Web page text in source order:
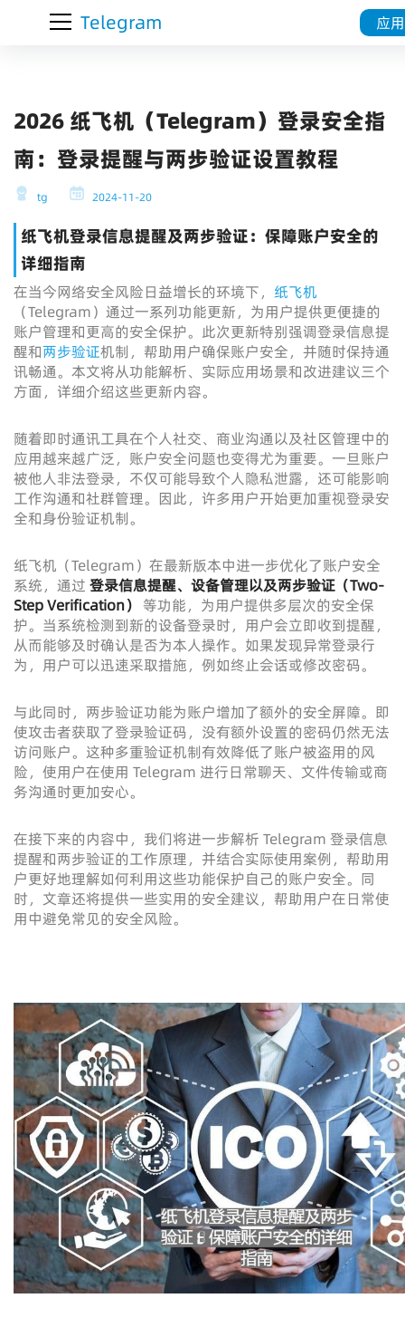
Telegram 应
2026 纸飞机（Telegram）登录安全指
南：登录提醒与两步验证设置教程
tg 2024-11-20
纸飞机登录信息提醒及两步验证：保障账户安全的
详细指南
在当今网络安全风险日益增长的环境下， 纸飞机
（Telegram）通过一系列功能更新，为用户提供更便捷的
账户管理和更高的安全保护。此次更新特别强调登录信息提
醒和两步验证机制，帮助用户确保账户安全，并随时保持通
讯畅通。本文将从功能解析、实际应用场景和改进建议三个
方面，详细介绍这些更新内容。
随着即时通讯工具在个人社交、商业沟通以及社区管理中的
应用越来越广泛，账户安全问题也变得尤为重要。一旦账户
被他人非法登录，不仅可能导致个人隐私泄露，还可能影响
工作沟通和社群管理。因此，许多用户开始更加重视登录安
全和身份验证机制。
纸飞机（Telegram）在最新版本中进一步优化了账户安全
系统，通过 登录信息提醒、设备管理以及两步验证（Two-
Step Verification） 等功能，为用户提供多层次的安全保
护。当系统检测到新的设备登录时，用户会立即收到提醒，
从而能够及时确认是否为本人操作。如果发现异常登录行
为，用户可以迅速采取措施，例如终止会话或修改密码。
与此同时，两步验证功能为账户增加了额外的安全屏障。即
使攻击者获取了登录验证码，没有额外设置的密码仍然无法
访问账户。这种多重验证机制有效降低了账户被盗用的风
险，使用户在使用 Telegram 进行日常聊天、文件传输或商
务沟通时更加安心。
在接下来的内容中，我们将进一步解析 Telegram 登录信息
提醒和两步验证的工作原理，并结合实际使用案例，帮助用
户更好地理解如何利用这些功能保护自己的账户安全。同
时，文章还将提供一些实用的安全建议，帮助用户在日常使
用中避免常见的安全风险。